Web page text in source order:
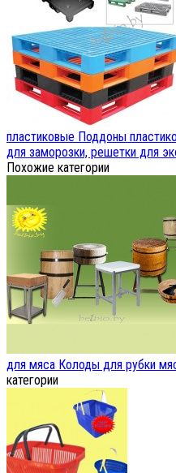
пластиковые Поддоны
для заморозки, решетки для
Похожие категории
для мяса Колоды для рубки
категории